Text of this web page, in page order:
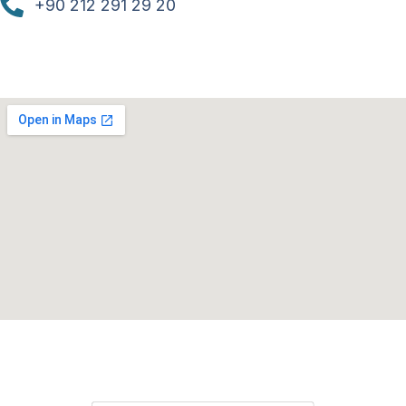
+90 212 291 29 20